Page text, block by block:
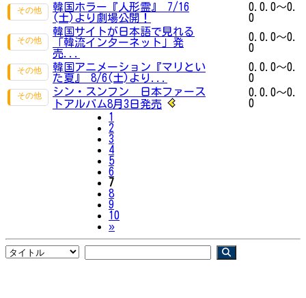
韓国ホラー『人形霊』 7/16
(土)より劇場公開！
0.0.0～0.
0
韓国サイトが日本語で見れる
「韓流インターネット」発
売...
0.0.0～0.
0
韓国アニメーション『マリとい
た夏』 8/6(土)より...
0.0.0～0.
0
シン・スンフン 日本ファース
トアルバム8月3日発売
0.0.0～0.
0
1
2
3
4
5
6
7
8
9
10
»Next